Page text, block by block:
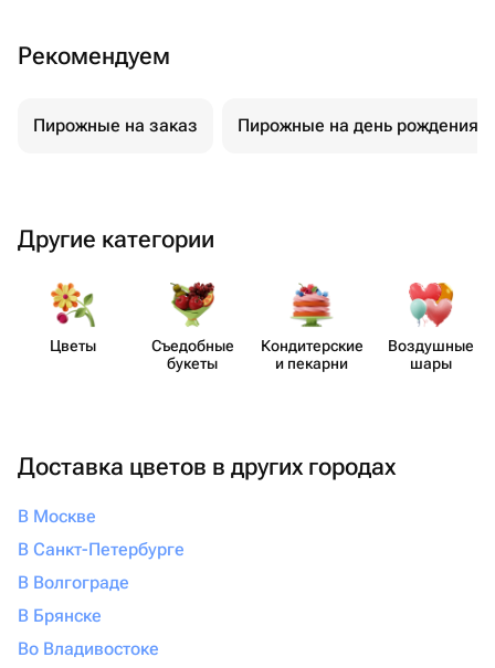
Рекомендуем
Пирожные на заказ Пирожные на день рождения
Другие категории
Цветы
Съедобные
букеты
Кондит​ерские
и пекарни
Воздушные
шары
Доставка цветов в других городах
В Москве
В Санкт-Петербурге
В Волгограде
В Брянске
Во Владивостоке